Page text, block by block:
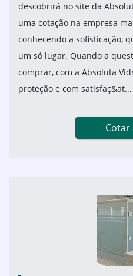
descobrirá no site da
uma cotação na empresa
conhecendo a sofisticação,
um só lugar. Quando a
comprar, com a Absoluta
proteção e com satisfaç&at...
Cotar